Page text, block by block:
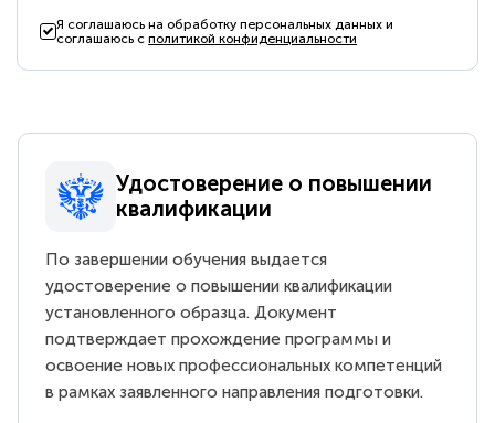
Я соглашаюсь на обработку персональных данных и
соглашаюсь сполитикой конфиденциальности
Удостоверение о повышении
квалификации
По завершении обучения выдается
удостоверение о повышении квалификации
установленного образца. Документ
подтверждает прохождение программы и
освоение новых профессиональных компетенций
в рамках заявленного направления подготовки.